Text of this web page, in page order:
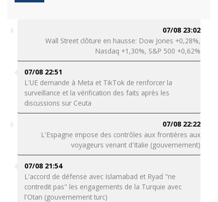
07/08 23:02
Wall Street clôture en hausse: Dow Jones +0,28%,
Nasdaq +1,30%, S&P 500 +0,62%
07/08 22:51
L'UE demande à Meta et TikTok de renforcer la
surveillance et la vérification des faits après les
discussions sur Ceuta
07/08 22:22
L'Espagne impose des contrôles aux frontières aux
voyageurs venant d'Italie (gouvernement)
07/08 21:54
L'accord de défense avec Islamabad et Ryad "ne
contredit pas" les engagements de la Turquie avec
l'Otan (gouvernement turc)